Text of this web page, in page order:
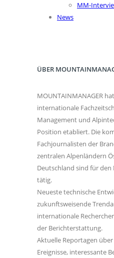
MM-
News
ÜBER
MOUNTAINMANAGER
internationale
Management und
Position etabliert. Die
Fachjournalisten der
zentralen Alpenländern
Deutschland sind für den
tätig.
Neueste technische
zukunftsweisende
internationale
der Berichterstattung.
Aktuelle Reportagen
Ereignisse, interessante